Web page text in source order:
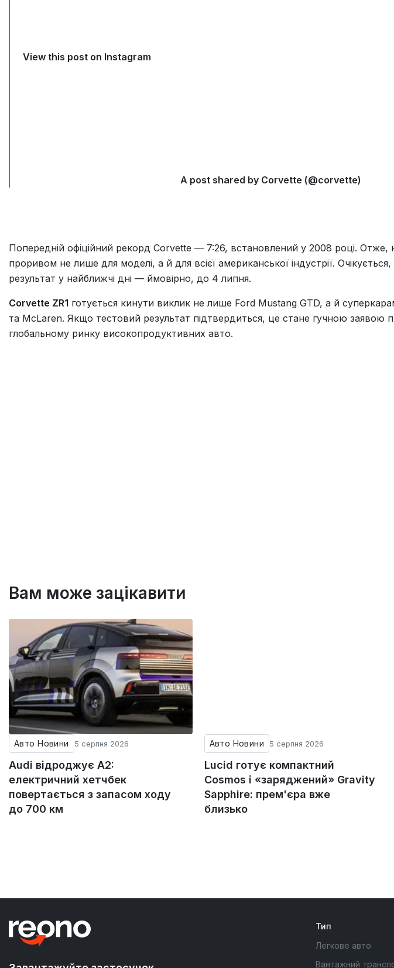
View this post on Instagram
A post shared by Corvette (@corvette)
Попередній офіційний рекорд Corvette — 7:26, встановлений у 2008 році. Отже,
проривом не лише для моделі, а й для всієї американської індустрії.
результат у найближчі дні — ймовірно, до 4 липня.
Corvette ZR1 готується кинути виклик не лише Ford Mustang GTD, а й
та McLaren. Якщо тестовий результат підтвердиться, це стане гучною заявою
глобальному ринку високопродуктивних авто.
Вам може зацікавити
Авто Новини 5 серпня 2026
Audi відроджує A2:
електричний хетчбек
повертається з запасом ходу
до 700 км
Авто Новини 5 серпня 2026
Lucid готує компактний
Cosmos і «заряджений» Gravity
Sapphire: прем'єра вже
близько
Тип
Легкове авто
Вантажний